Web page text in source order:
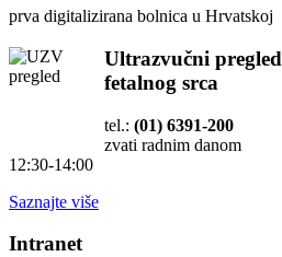
prva digitalizirana bolnica u Hrvatskoj
Ultrazvučni pregled
fetalnog srca
tel.: (01) 6391-200
zvati radnim danom
12:30-14:00
Saznajte više
Intranet